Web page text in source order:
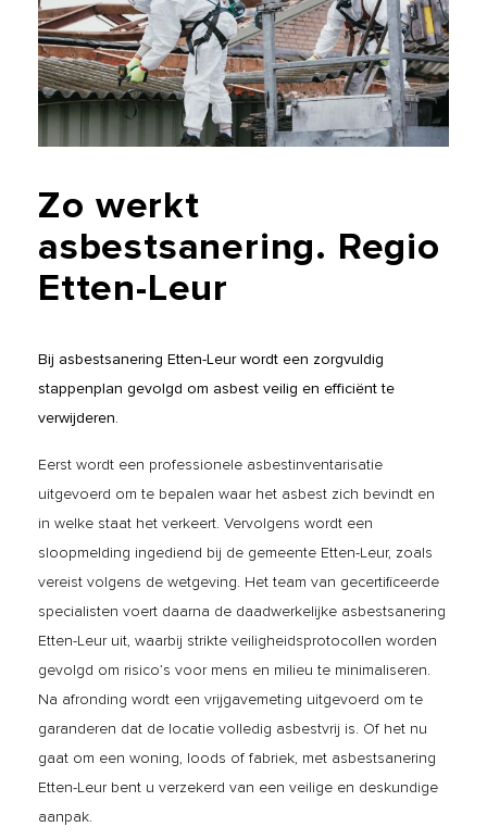
Zo werkt
asbestsanering. Regio
Etten-Leur
Bij asbestsanering Etten-Leur wordt een zorgvuldig
stappenplan gevolgd om asbest veilig en efficiënt te
verwijderen.
Eerst wordt een professionele asbestinventarisatie
uitgevoerd om te bepalen waar het asbest zich bevindt en
in welke staat het verkeert. Vervolgens wordt een
sloopmelding ingediend bij de gemeente Etten-Leur, zoals
vereist volgens de wetgeving. Het team van gecertificeerde
specialisten voert daarna de daadwerkelijke asbestsanering
Etten-Leur uit, waarbij strikte veiligheidsprotocollen worden
gevolgd om risico’s voor mens en milieu te minimaliseren.
Na afronding wordt een vrijgavemeting uitgevoerd om te
garanderen dat de locatie volledig asbestvrij is. Of het nu
gaat om een woning, loods of fabriek, met asbestsanering
Etten-Leur bent u verzekerd van een veilige en deskundige
aanpak.